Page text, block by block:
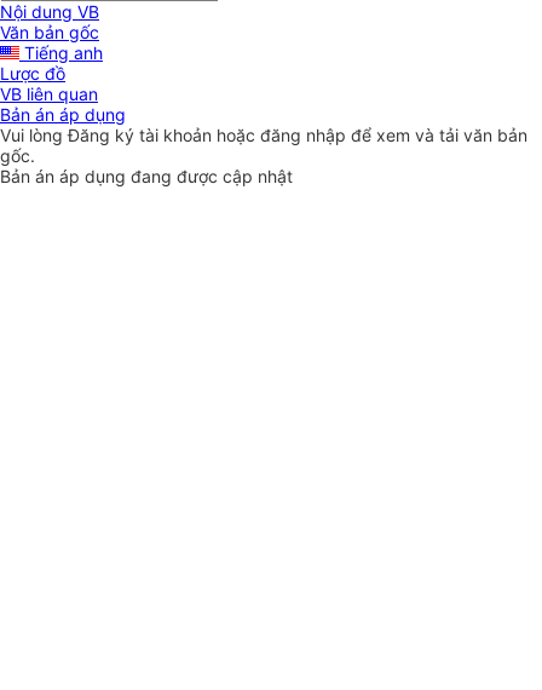
Nội dung VB
Văn bản gốc
Tiếng anh
Lược đồ
VB liên quan
Bản án áp dụng
Vui lòngĐăng ký tài khoản hoặc đăng nhập để xem và tải văn bản
gốc.
Bản án áp dụng đang được cập nhật